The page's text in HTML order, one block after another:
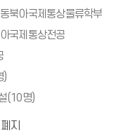
북아국제통상물류학부
국제통상전공
)
(10명)
지